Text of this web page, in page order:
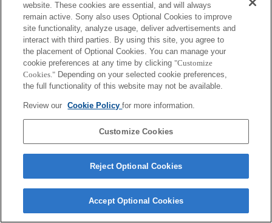
website. These cookies are essential, and will always
remain active. Sony also uses Optional Cookies to improve
site functionality, analyze usage, deliver advertisements and
interact with third parties. By using this site, you agree to
the placement of Optional Cookies. You can manage your
cookie preferences at any time by clicking "Customize
Cookies." Depending on your selected cookie preferences,
the full functionality of this website may not be available.
Review our Cookie Policyfor more information.
Customize Cookies
Reject Optional Cookies
Accept Optional Cookies